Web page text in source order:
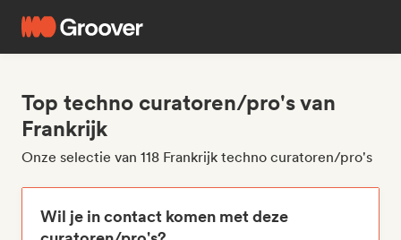
Top techno curatoren/pro's van
Frankrijk
Onze selectie van 118 Frankrijk techno curatoren/pro's
Wil je in contact komen met deze